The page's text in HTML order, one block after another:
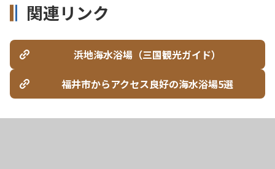
関連リンク
浜地海水浴場（三国観光ガイド）
福井市からアクセス良好の海水浴場5選